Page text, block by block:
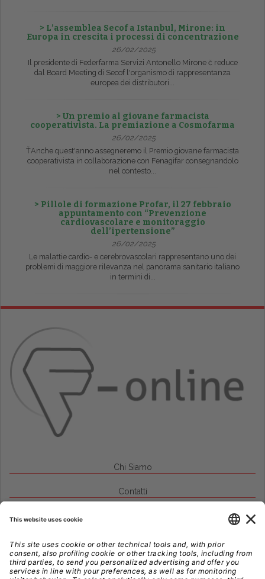
> L’assemblea Secof a Istanbul, Mirone: in
Europa in crescita i processi di concentrazione
26/02/2025
Il presidente di Federfarma Servizi Antonello Mirone č reduce
dal Board Meeting di Secof l'organismo di rappresentanza
europea dei distributori...
> Un premio al giovane farmacista
cooperativista. La premiazione a Cosmofarma
26/02/2025
ŤAnche quest'anno assegneremo il Premio giovane farmacista
cooperativista in collaborazione con Fenagifar consegnandolo
nel contesto...
> Pillole di formazione Profar, il 27 febbraio
appuntamento con “Prevenzione
cardiovascolare e monitoraggio
dell’ipertensione”
26/02/2025
Le malattie cardio- e cerebrovascolari rappresentano uno dei
problemi di maggiore rilevanza nel panorama sanitario italiano
in termini di...
Chi Siamo
Contatti
Note Legali
Privacy